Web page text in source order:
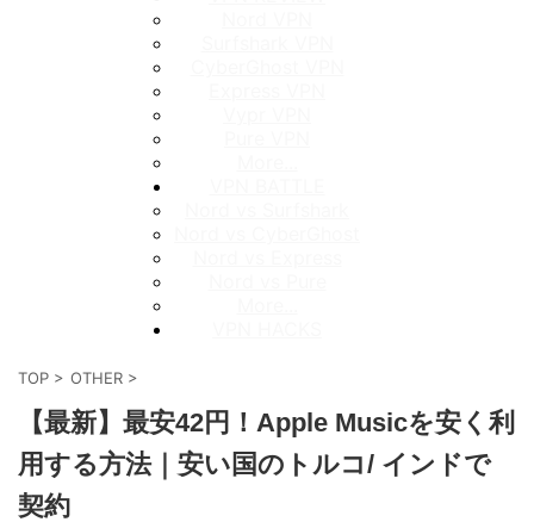
TOP > OTHER >
【最新】最安42円！Apple Musicを安く利
用する方法｜安い国のトルコ/ インドで
契約